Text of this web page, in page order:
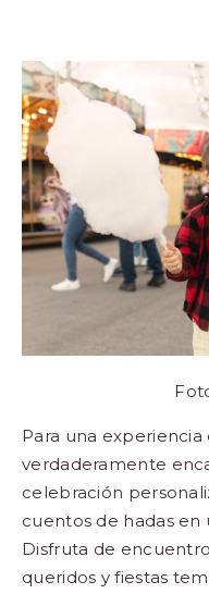
Para una
verdaderamente
celebración
cuentos de hadas en
Disfruta de
queridos y fiestas